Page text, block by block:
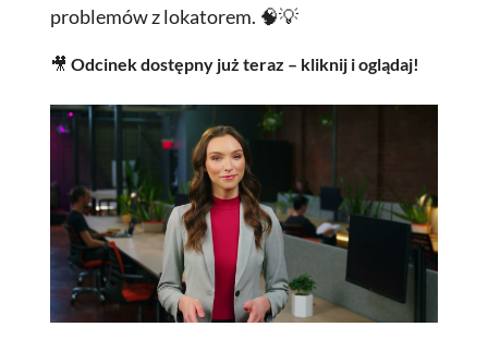
problemów z lokatorem. 🧠💡
🎥 Odcinek dostępny już teraz – kliknij i oglądaj!